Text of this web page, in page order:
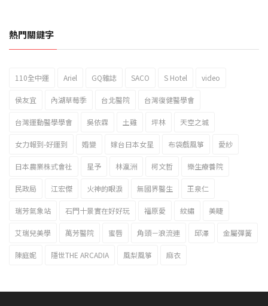
2023新北市北海岸國際風箏節「風在石起」霸氣回歸
熱門關鍵字
110全中運 Ariel GQ雜誌 SACO S Hotel video
侯友宜 內湖草莓季 台北醫院 台灣復健醫學會
台灣運動醫學學會 吳依霖 土雞 坪林 天空之城
女力報到-好運到 婚變 嫁台日本女星 布袋戲風箏 愛紗
日本農業株式會社 星予 林瀛洲 柯文哲 樂生療養院
民政局 江宏傑 火神的眼淚 無國界醫生 王泉仁
瑞芳氣象站 石門十景實在好好玩 福原愛 紋繡 美睫
艾瑞兒美學 萬芳醫院 蜜唇 角頭－浪流連 邱澤 金屬彈簧
陳庭妮 隱世THE ARCADIA 風梨風箏 麻衣